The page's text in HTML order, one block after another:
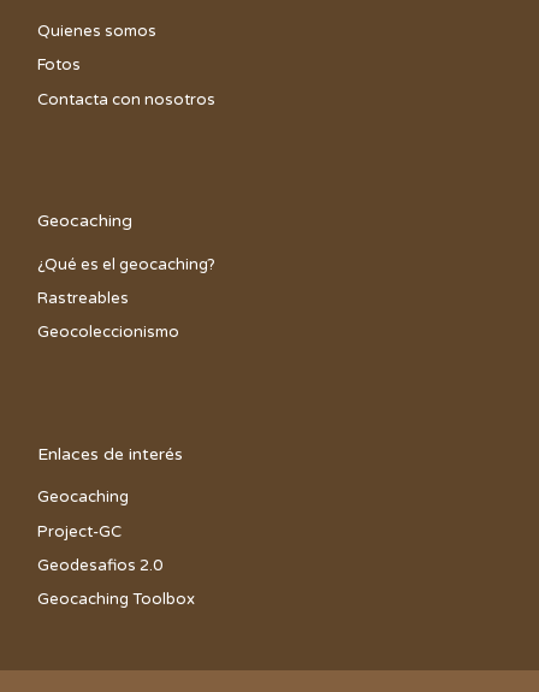
Quienes somos
Fotos
Contacta con nosotros
Geocaching
¿Qué es el geocaching?
Rastreables
Geocoleccionismo
Enlaces de interés
Geocaching
Project-GC
Geodesafios 2.0
Geocaching Toolbox